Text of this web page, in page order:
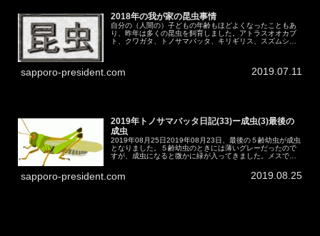
2018年の我が家の昆虫事情
自分の（人間の）子どもの年齢もほどよくなったこともあ
り、昨年は多くの昆虫を飼育しました。アトラスオオカブ
ト、クワガタ、トノサマバッタ、キリギリス、スズムシ
sapporo-president.com 2019.07.11
2019年トノサマバッタ日記(33)ー成虫(3)最後の
成虫
2019年08月25日2019年08月23日、最後の５齢幼虫が成虫
となりました。５齢幼虫のときには薄いグレーだったので
すが、成虫になると微かに緑が入ってきました。メスでし
sapporo-president.com 2019.08.25